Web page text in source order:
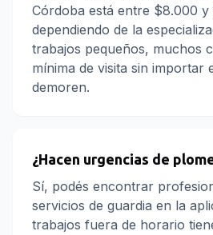
Córdoba está entre $8.000 y
dependiendo de la
trabajos pequeños, muchos
mínima de visita sin importar
demoren.
¿Hacen urgencias de
Sí, podés encontrar
servicios de guardia en la
trabajos fuera de horario